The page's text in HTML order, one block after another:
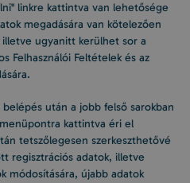
linkre kattintva van lehetősége
megadására van kötelezően
ugyanitt kerülhet sor a
Felhasználói Feltételek és az
után a jobb felső sarokban
kattintva éri el
tetszőlegesen szerkeszthetővé
regisztrációs adatok, illetve
módosítására, újabb adatok